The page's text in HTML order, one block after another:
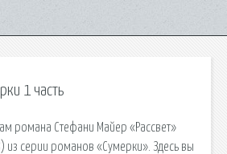
1 часть
романа Стефани Майер «Рассвет»
из серии романов «Сумерки». Здесь вы